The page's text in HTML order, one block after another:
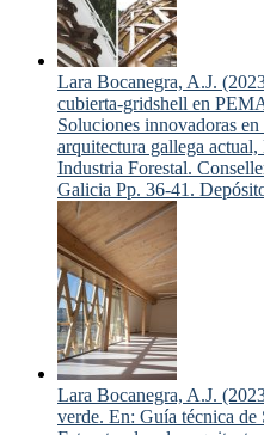
Lara Bocanegra, A.J.
cubierta-gridshell en
Soluciones innovadoras
arquitectura gallega
Industria Forestal.
Galicia Pp. 36-41.
Lara Bocanegra, A.J.
verde. En: Guía técnica de